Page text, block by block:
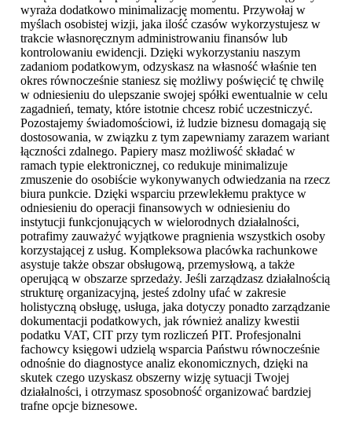
wyraża dodatkowo minimalizację momentu. Przywołaj w
myślach osobistej wizji, jaka ilość czasów wykorzystujesz w
trakcie własnoręcznym administrowaniu finansów lub
kontrolowaniu ewidencji. Dzięki wykorzystaniu naszym
zadaniom podatkowym, odzyskasz na własność właśnie ten
okres równocześnie staniesz się możliwy poświęcić tę chwilę
w odniesieniu do ulepszanie swojej spółki ewentualnie w celu
zagadnień, tematy, które istotnie chcesz robić uczestniczyć.
Pozostajemy świadomościowi, iż ludzie biznesu domagają się
dostosowania, w związku z tym zapewniamy zarazem wariant
łączności zdalnego. Papiery masz możliwość składać w
ramach typie elektronicznej, co redukuje minimalizuje
zmuszenie do osobiście wykonywanych odwiedzania na rzecz
biura punkcie. Dzięki wsparciu przewlekłemu praktyce w
odniesieniu do operacji finansowych w odniesieniu do
instytucji funkcjonujących w wielorodnych działalności,
potrafimy zauważyć wyjątkowe pragnienia wszystkich osoby
korzystającej z usług. Kompleksowa placówka rachunkowe
asystuje także obszar obsługową, przemysłową, a także
operującą w obszarze sprzedaży. Jeśli zarządzasz działalnością
strukturę organizacyjną, jesteś zdolny ufać w zakresie
holistyczną obsługę, usługa, jaka dotyczy ponadto zarządzanie
dokumentacji podatkowych, jak również analizy kwestii
podatku VAT, CIT przy tym rozliczeń PIT. Profesjonalni
fachowcy księgowi udzielą wsparcia Państwu równocześnie
odnośnie do diagnostyce analiz ekonomicznych, dzięki na
skutek czego uzyskasz obszerny wizję sytuacji Twojej
działalności, i otrzymasz sposobność organizować bardziej
trafne opcje biznesowe.